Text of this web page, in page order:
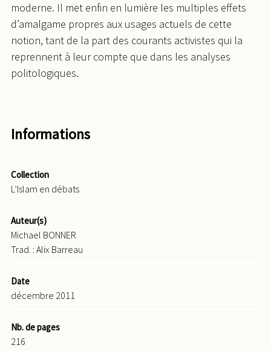
moderne. Il met enfin en lumière les multiples effets
d’amalgame propres aux usages actuels de cette
notion, tant de la part des courants activistes qui la
reprennent à leur compte que dans les analyses
politologiques.
Informations
Collection
L’Islam en débats
Auteur(s)
Michael BONNER
Trad. : Alix Barreau
Date
décembre 2011
Nb. de pages
216